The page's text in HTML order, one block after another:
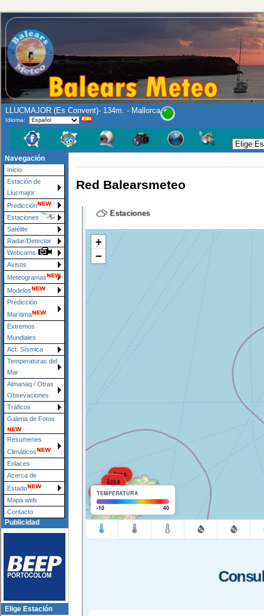
LLUCMAJOR (Es Convent)- 134m. - Mallorca
Idioma:
Se
Navegación
Inicio
Estación de
Llucmajor
Predicción
Estaciones
Satélite
Radar/Detector
Webcams
Avisos
Meteogramas
Modelos
Predicción
Marítima
Extremos
Mundiales
Act. Sísmica
Temperaturas del
Mar
Almanaq / Otras
Obsevaciones
Tráficos
Galeria de Fotos
Resumenes
Climáticos
Enlaces
Acerca de
Estado
Mapa web
Contacto
Publicidad
Elige Estación
Red Balearsmeteo